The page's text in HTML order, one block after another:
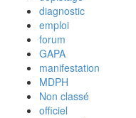
diagnostic
emploi
forum
GAPA
manifestation
MDPH
Non classé
officiel